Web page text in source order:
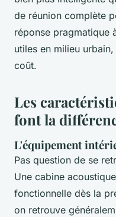
de réunion complète
réponse pragmatique
utiles en milieu
coût.
Les
font la
L'équipement
Pas question de se
Une cabine
fonctionnelle dès la
on retrouve